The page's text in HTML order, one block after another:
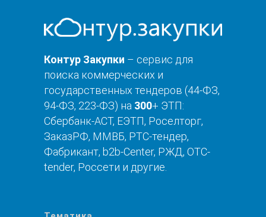
Контур Закупки – сервис для
поиска коммерческих и
государственных тендеров (44-ФЗ,
94-ФЗ, 223-ФЗ) на 300+ ЭТП:
Сбербанк-АСТ, ЕЭТП, Роселторг,
ЗаказРФ, ММВБ, РТС-тендер,
Фабрикант, b2b-Center, РЖД, OTC-
tender, Россети и другие.